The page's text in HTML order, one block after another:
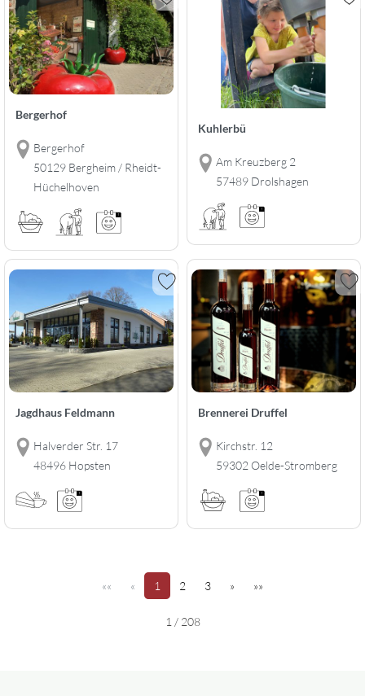
Bergerhof
Bergerhof
50129 Bergheim / Rheidt-
Hüchelhoven
Kuhlerbü
Am Kreuzberg 2
57489 Drolshagen
Jagdhaus Feldmann
Halverder Str. 17
48496 Hopsten
Brennerei Druffel
Kirchstr. 12
59302 Oelde-Stromberg
«« « 1 (aktuell)
2 3(3) » »»
1 / 208